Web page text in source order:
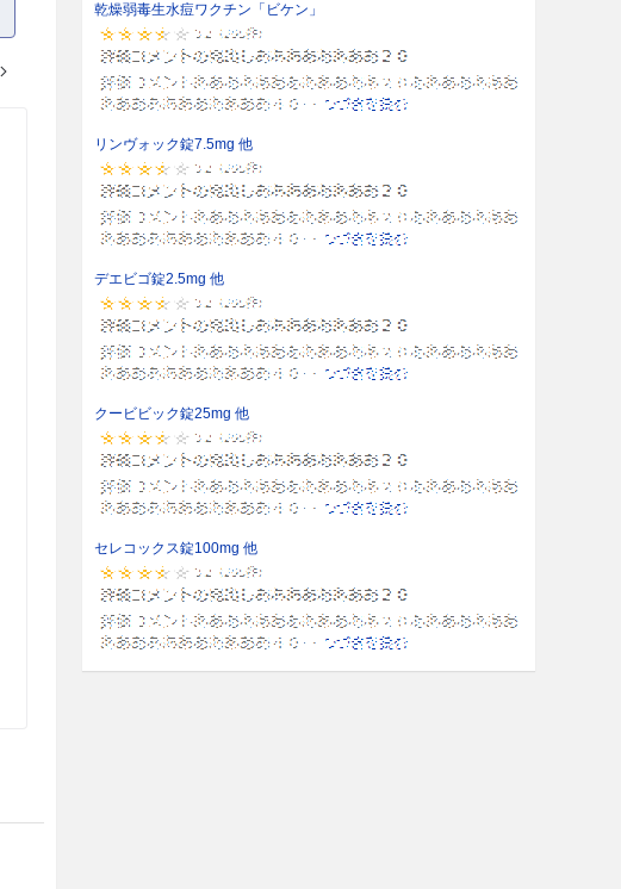
乾燥弱毒生水痘ワクチン「ビケン」
リンヴォック錠7.5mg 他
デエビゴ錠2.5mg 他
クービビック錠25mg 他
セレコックス錠100mg 他